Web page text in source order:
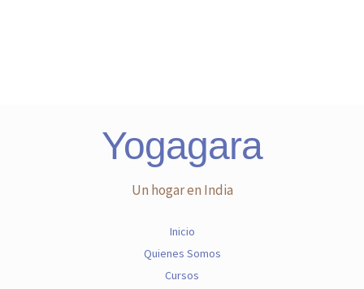
Yogagara
Un hogar en India
Inicio
Quienes Somos
Cursos